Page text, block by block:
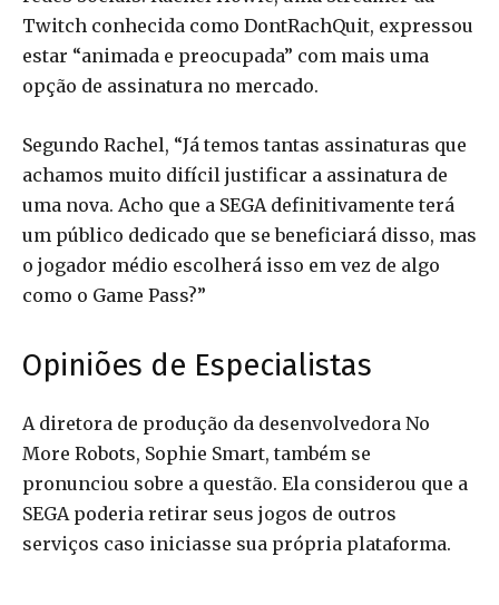
Twitch conhecida como DontRachQuit, expressou
estar “animada e preocupada” com mais uma
opção de assinatura no mercado.
Segundo Rachel, “Já temos tantas assinaturas que
achamos muito difícil justificar a assinatura de
uma nova. Acho que a SEGA definitivamente terá
um público dedicado que se beneficiará disso, mas
o jogador médio escolherá isso em vez de algo
como o Game Pass?”
Opiniões de Especialistas
A diretora de produção da desenvolvedora No
More Robots, Sophie Smart, também se
pronunciou sobre a questão. Ela considerou que a
SEGA poderia retirar seus jogos de outros
serviços caso iniciasse sua própria plataforma.